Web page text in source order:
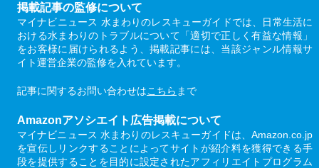
掲載記事の監修について
マイナビニュース 水まわりのレスキューガイドでは、日常生活に
おける水まわりのトラブルについて「適切で正しく有益な情報」
をお客様に届けられるよう、掲載記事には、当該ジャンル情報サ
イト運営企業の監修を入れています。
記事に関するお問い合わせはこちら まで
Amazonアソシエイト広告掲載について
マイナビニュース 水まわりのレスキューガイドは、Amazon.co.jp
を宣伝しリンクすることによってサイトが紹介料を獲得できる手
段を提供することを目的に設定されたアフィリエイトプログラム